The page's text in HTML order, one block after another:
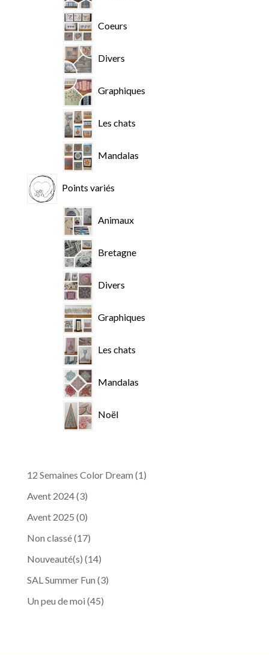
Coeurs
Divers
Graphiques
Les chats
Mandalas
Points variés
Animaux
Bretagne
Divers
Graphiques
Les chats
Mandalas
Noël
12 Semaines Color Dream (1)
Avent 2024(3)
Avent 2025 (0)
Non classé(17)
Nouveauté(s) (14)
SAL Summer Fun (3)
Un peu de moi (45)